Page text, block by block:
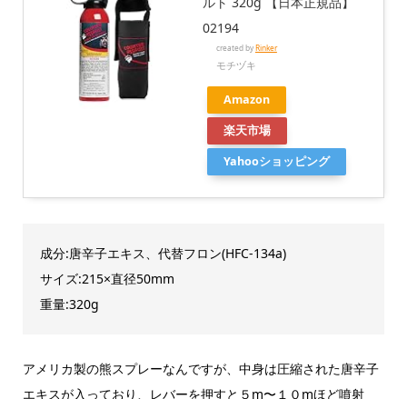
02194
created byRinker
モチヅキ
Amazon
楽天市場
Yahooショッピング
成分:唐辛子エキス、代替フロン(HFC-134a)
サイズ:215×直径50mm
重量:320g
アメリカ製の熊スプレーなんですが、中身は圧縮された唐辛子
エキスが入っており、レバーを押すと５m〜１０mほど噴射